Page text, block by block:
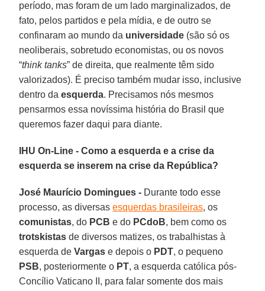
período, mas foram de um lado marginalizados, de
fato, pelos partidos e pela mídia, e de outro se
confinaram ao mundo da universidade (são só os
neoliberais, sobretudo economistas, ou os novos
“think tanks” de direita, que realmente têm sido
valorizados). É preciso também mudar isso, inclusive
dentro daesquerda. Precisamos nós mesmos
pensarmos essa novíssima história do Brasil que
queremos fazer daqui para diante.
IHU On-Line - Como a esquerda e a crise da
esquerda se inserem na crise da República?
José Maurício Domingues - Durante todo esse
processo, as diversasesquerdas brasileiras, os
comunistas, do PCB e do PCdoB, bem como os
trotskistas de diversos matizes, os trabalhistas à
esquerda deVargas e depois o PDT, o pequeno
PSB, posteriormente o PT, a esquerda católica pós-
Concílio Vaticano II, para falar somente dos mais